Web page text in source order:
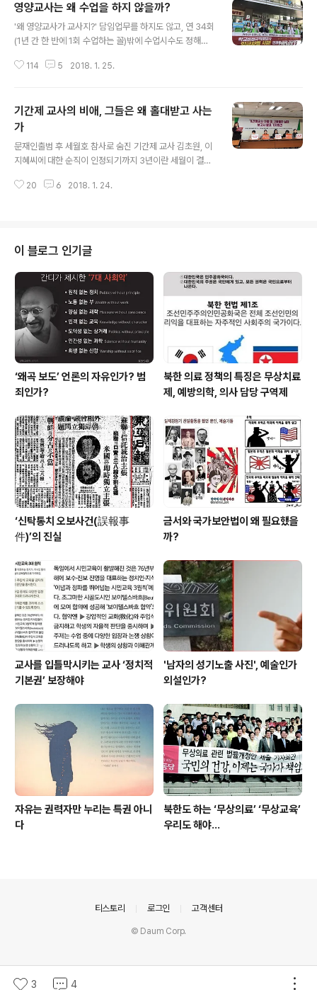
영양교사는 왜 수업을 하지 않을까?
'왜 영양교사가 교사지?' 담임업무를 하지도 않고, 연 34회
(1년 간 한 반에 1회 수업하는 꼴)밖에 수업시수도 정해져
식사가 중요하다는 것 하나 때문인가? 그렇다면 학교를 안
자도 시설교사가 되어야 하며, 무엇보다 밥을 직접 조리해
주시는 조리원분들도 조리교사가 되어야함이 마땅한 일 아
닌가? 하는 생각이 들었습니다.' 20대 임용고시 준비생이
이라는 네티즌이 청와대 국민청원에 ‘영양교사에 관한 진
사? 수업을 하지 않는 교사가 있다니...? 사실일까? 영양사
114 5 2018. 1. 25.
기간제 교사의 비애, 그들은 왜 홀대받고 사는
가
문재인출범 후 세월호 참사로 숨진 기간제 교사 김초원, 이
지혜씨에 대한 순직이 인정되기까지 3년이란 세월이 결렸
는 공무원이 아닌 민간 근로자라는 이유로 순직을 인정받
살아야 할까? 기간제 교사는 교사자격증을 가지고 있지만
임용고시를 거치지 않은 교사로 정교사가 병역 입대, 휴직,
파견, 출산 휴가 등으로 등 결원이 있을 시에 임시로 채용되
는 계약직(비정규직)이다. 고 김초원, 이지혜선생님 사례에
서 볼 수 있듯이 담임을 비롯한 모든 업무를 정규직교사와
같은 일을 하면서도 기간제라는 이유로 ..
20 6 2018. 1. 24.
이 블로그 인기글
‘왜곡 보도’ 언론의 자유인가? 범
죄인가?
북한 의료 정책의 특징은 무상치료
제, 예방의학, 의사 담당 구역제
‘신탁통치 오보사건(誤報事
件)’의 진실
금서와 국가보안법이 왜 필요했을
까?
교사를 입틀막시키는 교사 ‘정치적
기본권’ 보장해야
'남자의 성기노출 사진', 예술인가
외설인가?
자유는 권력자만 누리는 특권 아니
다
북한도 하는 ‘무상의료’ ‘무상교육’
우리도 해야...
3 4
티스토리 로그인 고객센터
© Daum Corp.